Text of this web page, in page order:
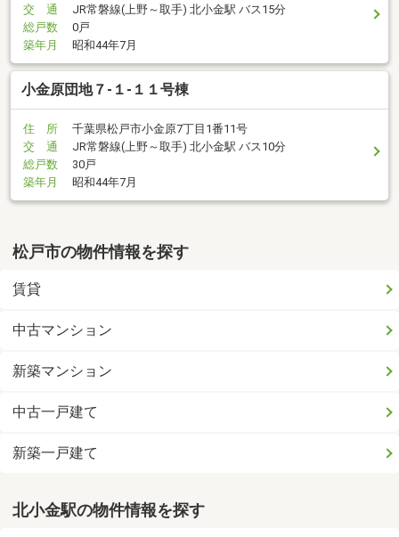
交 通
JR常磐線(上野～取手) 北小金駅 バス15分
総戸数
0戸
築年月
昭和44年7月
小金原団地７-１-１１号棟
住 所
千葉県松戸市小金原7丁目1番11号
交 通
JR常磐線(上野～取手) 北小金駅 バス10分
総戸数
30戸
築年月
昭和44年7月
松戸市の物件情報を探す
賃貸
中古マンション
新築マンション
中古一戸建て
新築一戸建て
北小金駅の物件情報を探す